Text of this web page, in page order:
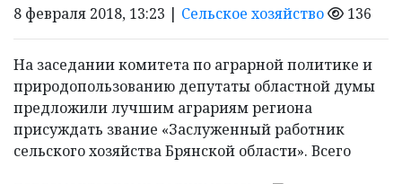
8 февраля 2018, 13:23 | Сельское хозяйство 136
На заседании комитета по аграрной политике и
природопользованию депутаты областной думы
предложили лучшим аграриям региона
присуждать звание «Заслуженный работник
сельского хозяйства Брянской области». Всего